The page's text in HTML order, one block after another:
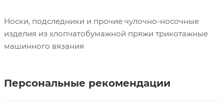
Носки, подследники и прочие чулочно-носочные
изделия из хлопчатобумажной пряжи трикотажные
машинного вязания
Персональные рекомендации